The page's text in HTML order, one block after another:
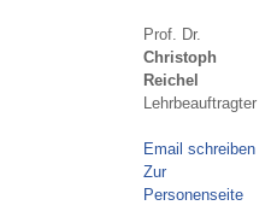
Prof. Dr.
Christoph
Reichel
Lehrbeauftragter
Email schreiben
Zur
Personenseite